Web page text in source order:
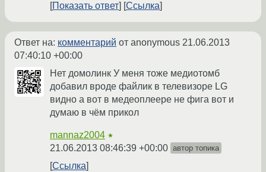
Показать ответ
Ссылка
Ответ на: комментарий от anonymous 21.06.2013
07:40:10 +00:00
Нет домолинк У меня тоже медиотомб
добавил вроде файлик в телевизоре LG
видно а вот в медеоплеере не фига вот и
думаю в чём прикол
mannaz2004 ★
21.06.2013 08:46:39 +00:00 автор топика
Ссылка